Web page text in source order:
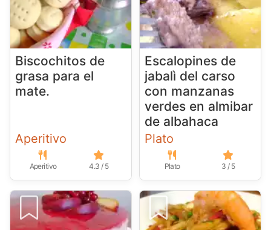
Biscochitos de
grasa para el
mate.
Aperitivo
Aperitivo 4.3 / 5
Escalopines de
jabalì del carso
con manzanas
verdes en almibar
de albahaca
Plato
Plato 3 / 5